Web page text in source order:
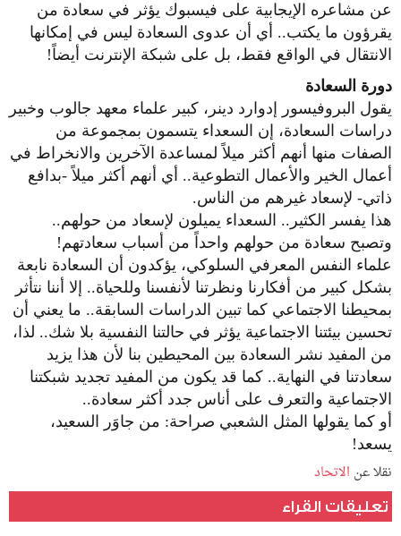
عن مشاعره الإيجابية على فيسبوك يؤثر في سعادة من
يقرؤون ما يكتب.. أي أن عدوى السعادة ليس في إمكانها
الانتقال في الواقع فقط، بل على شبكة الإنترنت أيضاً!
دورة السعادة
يقول البروفيسور إدوارد دينر، كبير علماء معهد جالوب وخبير
دراسات السعادة، إن السعداء يتسمون بمجموعة من
الصفات منها أنهم أكثر ميلاً لمساعدة الآخرين والانخراط في
أعمال الخير والأعمال التطوعية.. أي أنهم أكثر ميلاً -بدافع
ذاتي- لإسعاد غيرهم من الناس.
هذا يفسر الكثير.. السعداء يميلون لإسعاد من حولهم..
وتصبح سعادة من حولهم واحداً من أسباب سعادتهم!
علماء النفس المعرفي السلوكي، يؤكدون أن السعادة نابعة
بشكل كبير من أفكارنا ونظرتنا لأنفسنا وللحياة.. إلا أننا نتأثر
بمحيطنا الاجتماعي كما تبين الدراسات السابقة.. ما يعني أن
تحسين بيئتنا الاجتماعية يؤثر في حالتنا النفسية بلا شك.. لذا،
من المفيد نشر السعادة بين المحيطين بنا لأن هذا يزيد
سعادتنا في النهاية.. كما قد يكون من المفيد تجديد شبكتنا
الاجتماعية والتعرف على أناس جدد أكثر سعادة..
أو كما يقولها المثل الشعبي صراحة: من جاوَر السعيد،
يسعد!
نقلا عن الاتحاد
تعليقات القراء